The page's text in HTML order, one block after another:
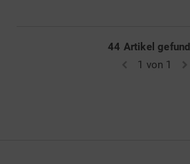
44 Artikel
1 von 1